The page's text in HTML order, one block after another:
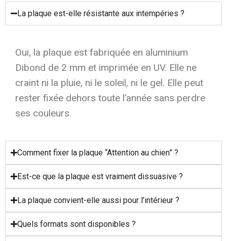
La plaque est-elle résistante aux intempéries ?
Oui, la plaque est fabriquée en aluminium
Dibond de 2 mm et imprimée en UV. Elle ne
craint ni la pluie, ni le soleil, ni le gel. Elle peut
rester fixée dehors toute l’année sans perdre
ses couleurs.
Comment fixer la plaque “Attention au chien” ?
Est-ce que la plaque est vraiment dissuasive ?
La plaque convient-elle aussi pour l’intérieur ?
Quels formats sont disponibles ?